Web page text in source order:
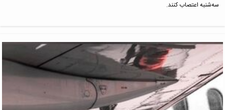
سه‌شنبه اعتصاب کنند.